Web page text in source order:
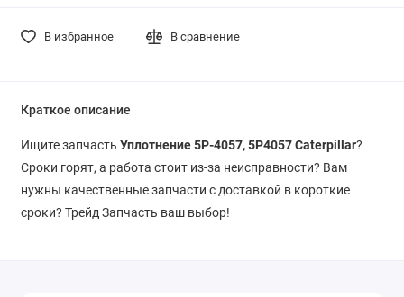
В избранное В сравнение
Краткое описание
Ищите запчасть Уплотнение 5P-4057, 5P4057 Caterpillar?
Сроки горят, а работа стоит из-за неисправности? Вам
нужны качественные запчасти с доставкой в короткие
сроки? Трейд Запчасть ваш выбор!